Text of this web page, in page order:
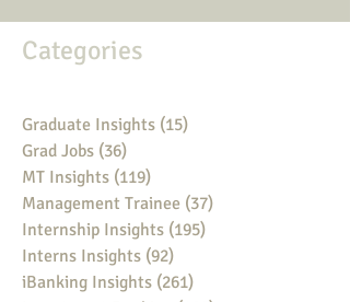
Categories
Graduate Insights (15)
Grad Jobs (36)
MT Insights (119)
Management Trainee (37)
Internship Insights (195)
Interns Insights (92)
iBanking Insights (261)